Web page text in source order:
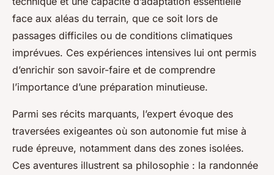
face aux aléas du terrain, que ce soit lors de
passages difficiles ou de conditions climatiques
imprévues. Ces expériences intensives lui ont permis
d’enrichir son savoir-faire et de comprendre
l’importance d’une préparation minutieuse.
Parmi ses récits marquants, l’expert évoque des
traversées exigeantes où son autonomie fut mise à
rude épreuve, notamment dans des zones isolées.
Ces aventures illustrent sa philosophie : la randonnée